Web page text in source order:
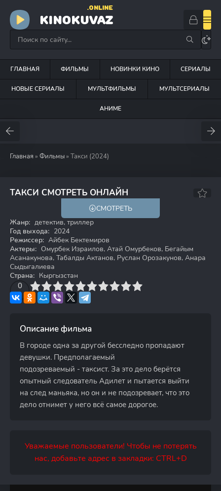
KINOKUVAZ
.ONLINE
ГЛАВНАЯ ФИЛЬМЫ НОВИНКИ КИНО СЕРИАЛЫ
НОВЫЕ СЕРИАЛЫ МУЛЬТФИЛЬМЫ МУЛЬТСЕРИАЛЫ
АНИМЕ
Главная » Фильмы » Такси (2024)
ТАКСИ СМОТРЕТЬ ОНЛАЙН
СМОТРЕТЬ
Жанр: детектив, триллер
Год выхода: 2024
Режиссер: Айбек Бектемиров
Актеры: Омурбек Израилов, Атай Омурбеков, Бегайым
Асанакунова, Табалды Актанов, Руслан Орозакунов, Анара
Сыдыгалиева
Страна: Кыргызстан
0
4 6 7 8 9 10
Описание фильма
В городе одна за другой бесследно пропадают
девушки. Предполагаемый
подозреваемый - таксист. За это дело берётся
опытный следователь Адилет и пытается выйти
на след маньяка, но он и не подозревает, что это
дело отнимет у него всё самое дорогое.
Уважаемые пользователи! Чтобы не потерять
нас, добавьте адрес в закладки: CTRL+D